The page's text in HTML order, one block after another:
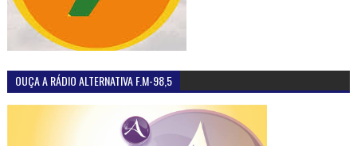
OUÇA A RÁDIO ALTERNATIVA F.M-98,5